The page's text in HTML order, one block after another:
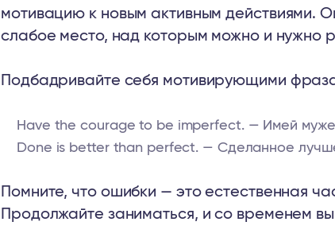
мотивацию к новым активным действиями.
слабое место, над которым можно и нужно
Подбадривайте себя мотивирующими
Have the courage to be imperfect. — Имей
Done is better than perfect. — Сделанное
Помните, что ошибки — это естественная
Продолжайте заниматься, и со временем вы